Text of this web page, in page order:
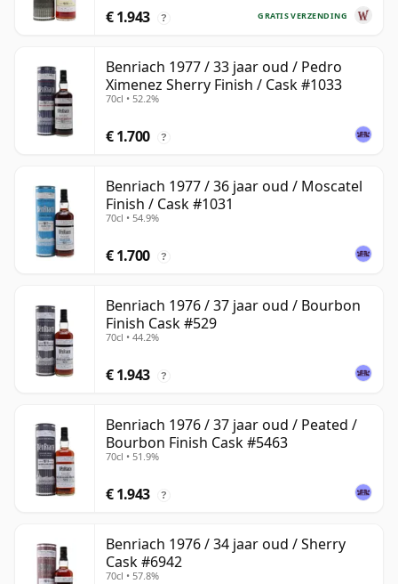
GRATIS VERZENDING
€ 1.943 ?
Benriach 1977 / 33 jaar oud / Pedro
Ximenez Sherry Finish / Cask #1033
70cl • 52.2%
€ 1.700 ?
Benriach 1977 / 36 jaar oud / Moscatel
Finish / Cask #1031
70cl • 54.9%
€ 1.700 ?
Benriach 1976 / 37 jaar oud / Bourbon
Finish Cask #529
70cl • 44.2%
€ 1.943 ?
Benriach 1976 / 37 jaar oud / Peated /
Bourbon Finish Cask #5463
70cl • 51.9%
€ 1.943 ?
Benriach 1976 / 34 jaar oud / Sherry
Cask #6942
70cl • 57.8%